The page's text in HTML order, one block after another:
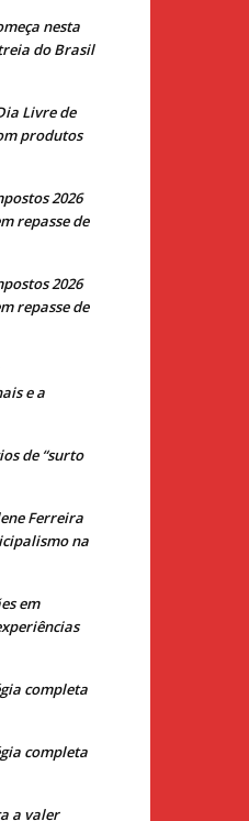
nesta
do Brasil
Livre de
produtos
2026
repasse de
2026
repasse de
e a
de “surto
Ferreira
na
em
completa
completa
a valer